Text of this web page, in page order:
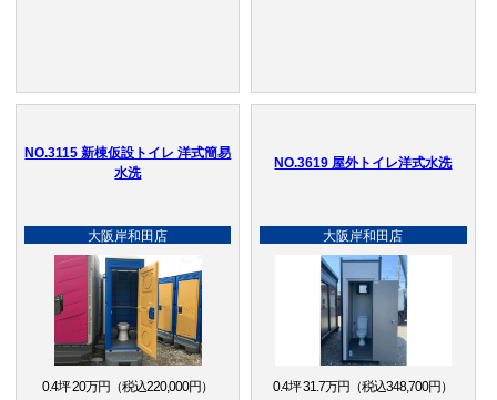
NO.3115 新棟仮設トイレ 洋式簡易
水洗
大阪岸和田店
0.4坪 20万円（税込220,000円）
NO.3619 屋外トイレ洋式水洗
大阪岸和田店
0.4坪 31.7万円（税込348,700円）